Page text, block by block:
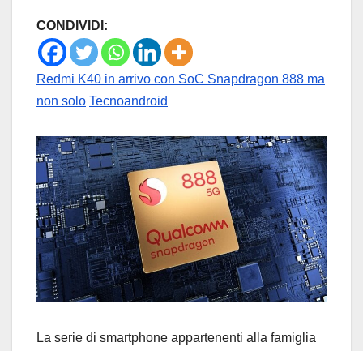
CONDIVIDI:
Redmi K40 in arrivo con SoC Snapdragon 888 ma
non solo Tecnoandroid
La serie di smartphone appartenenti alla famiglia